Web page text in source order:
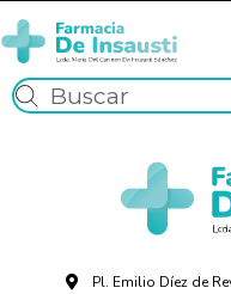
Pl. Emilio Díez de